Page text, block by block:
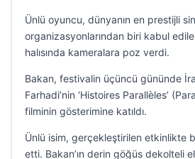
Ünlü oyuncu, dünyanın en prestijli
organizasyonlarından biri kabul
halısında kameralara poz verdi.
Bakan, festivalin üçüncü gününde
Farhadi’nin ‘Histoires Parallèles’
filminin gösterimine katıldı.
Ünlü isim, gerçekleştirilen etkinlikte
etti. Bakan’ın derin göğüs dekolteli